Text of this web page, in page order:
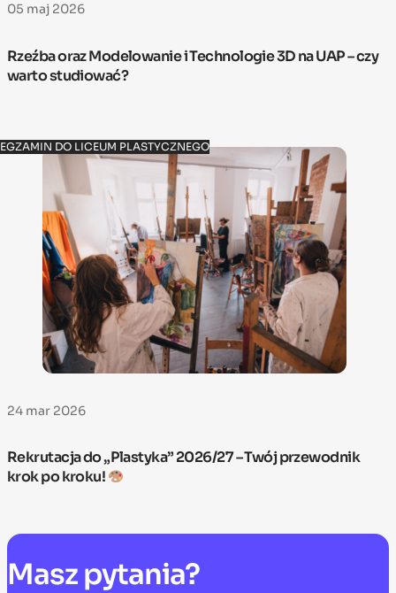
05 maj 2026
Rzeźba oraz Modelowanie i Technologie 3D na UAP – czy
warto studiować?
EGZAMIN DO LICEUM PLASTYCZNEGO
24 mar 2026
Rekrutacja do „Plastyka” 2026/27 – Twój przewodnik
krok po kroku!
Masz pytania?